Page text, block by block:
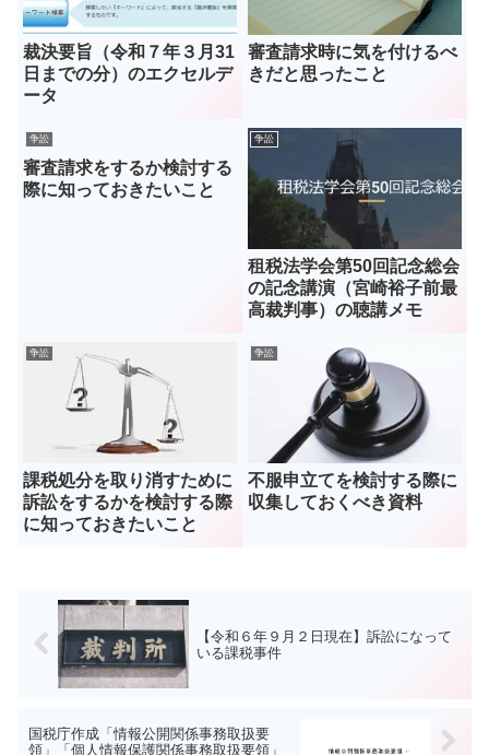
裁決要旨（令和７年３月31
日までの分）のエクセルデ
ータ
審査請求時に気を付けるべ
きだと思ったこと
争訟
審査請求をするか検討する
際に知っておきたいこと
争訟
租税法学会第50回記念総会
の記念講演（宮崎裕子前最
高裁判事）の聴講メモ
争訟
課税処分を取り消すために
訴訟をするかを検討する際
に知っておきたいこと
争訟
不服申立てを検討する際に
収集しておくべき資料
【令和６年９月２日現在】訴訟になって
いる課税事件
国税庁作成「情報公開関係事務取扱要
領」「個人情報保護関係事務取扱要領」